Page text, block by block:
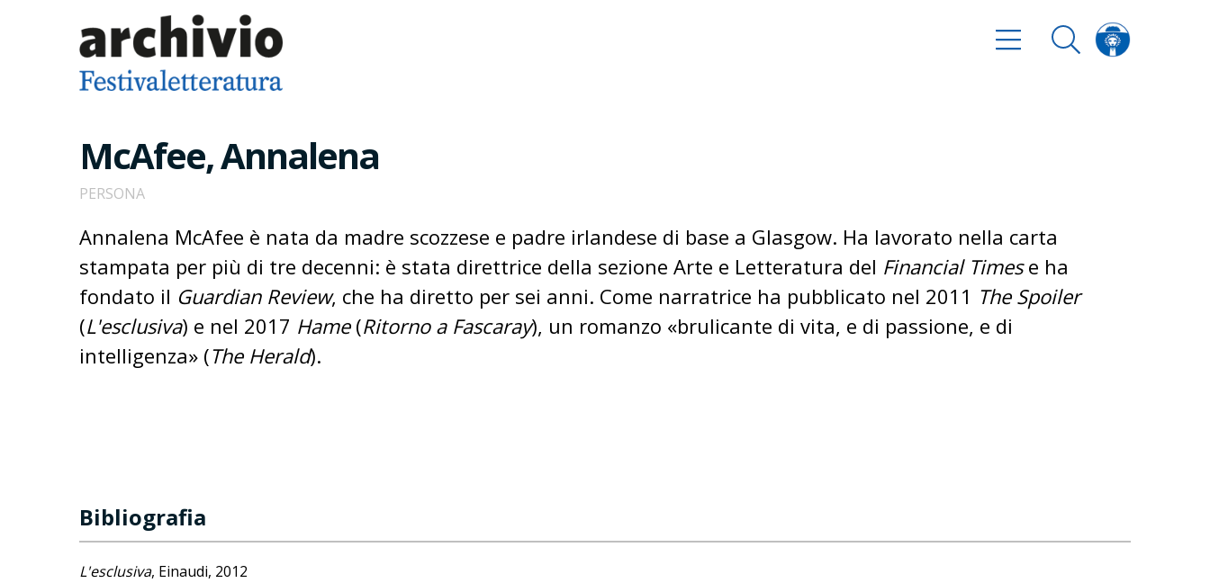
McAfee, Annalena
PERSONA
Annalena McAfee è nata da madre scozzese e padre irlandese di base a Glasgow. Ha lavorato nella carta
stampata per più di tre decenni: è stata direttrice della sezione Arte e Letteratura del Financial Timese ha
fondato il Guardian Review, che ha diretto per sei anni. Come narratrice ha pubblicato nel 2011 The Spoiler
(L'esclusiva) e nel 2017 Hame (Ritorno a Fascaray), un romanzo «brulicante di vita, e di passione, e di
intelligenza» (The Herald).
Bibliografia
L'esclusiva, Einaudi, 2012